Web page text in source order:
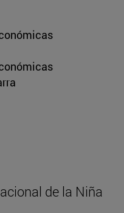
de la Niña